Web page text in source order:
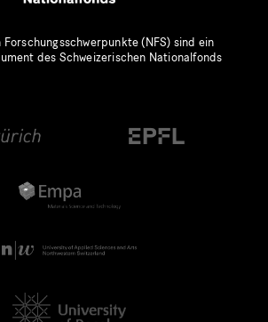
Forschungsschwerpunkte (NFS) sind ein
des Schweizerischen Nationalfonds